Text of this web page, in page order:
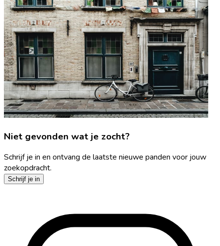
Niet gevonden wat je zocht?
Schrijf je in en ontvang de laatste nieuwe panden voor jouw
zoekopdracht.
Schrijf je in